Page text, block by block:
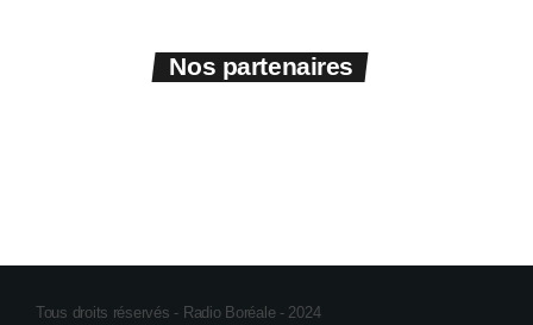
Nos partenaires
Tous droits réservés - Radio Boréale - 2024